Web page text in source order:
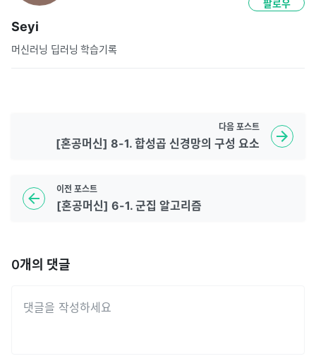
Seyi
머신러닝 딥러닝 학습기록
팔로우
이전 포스트
[혼공머신] 6-1. 군집 알고리즘
다음 포스트
[혼공머신] 8-1. 합성곱 신경망의 구성 요소
0개의 댓글